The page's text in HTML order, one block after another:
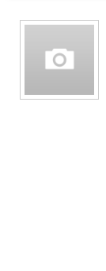
Constanta
Covasna